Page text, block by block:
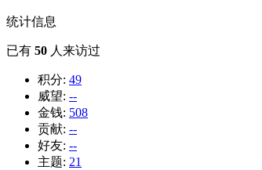
统计信息
已有 50 人来访过
积分: 49
威望: --
金钱: 508
贡献: --
好友: --
主题: 21